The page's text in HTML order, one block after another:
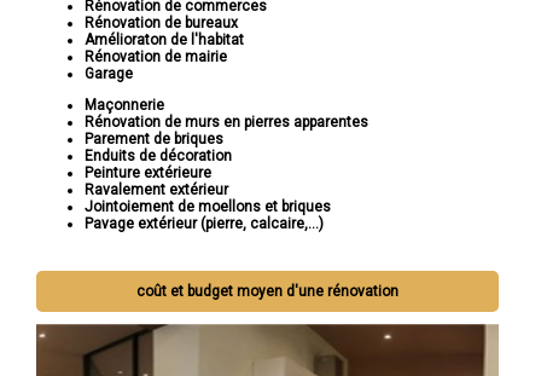
Rénovation de commerces
Rénovation de bureaux
Amélioraton de l'habitat
Rénovation de mairie
Garage
Maçonnerie
Rénovation de murs en pierres apparentes
Parement de briques
Enduits de décoration
Peinture extérieure
Ravalement extérieur
Jointoiement de moellons et briques
Pavage extérieur (pierre, calcaire,...)
coût et budget moyen d'une rénovation